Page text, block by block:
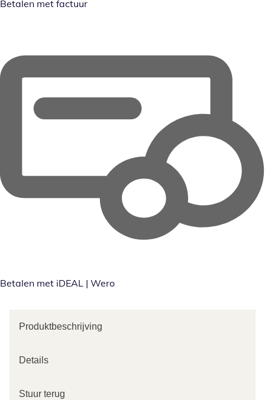
Betalen met factuur
Betalen met iDEAL | Wero
Produktbeschrijving
Details
Stuur terug